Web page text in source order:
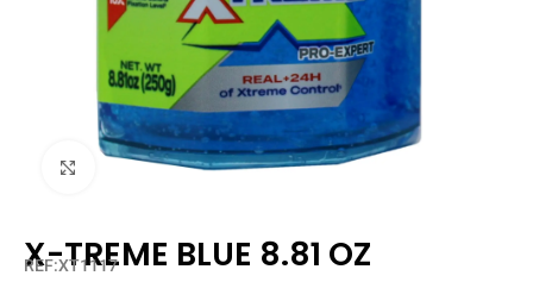
Clique para ampliar
X-TREME BLUE 8.81 OZ
REF:XT1117